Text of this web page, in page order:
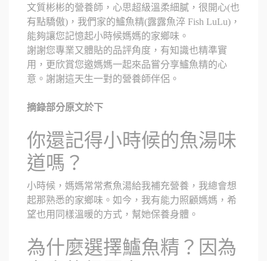
文質彬彬的營養師，心思超級溫柔細膩，很開心(也
有點驕傲)，我們家的鱸魚精(露露魚淬 Fish LuLu)，
能夠讓您記憶起小時候媽媽的家鄉味。
謝謝您專業又體貼的品評角度，有知識也精準實
用，更欣賞您邀媽媽一起來品嘗分享鱸魚精的心
意。謝謝這天生一對的營養師伴侶。
摘錄部分原文於下
你還記得小時候的魚湯味
道嗎？
小時候，媽媽常常煮魚湯給我補充營養，我總會想
起那熟悉的家鄉味。如今，我有能力照顧媽媽，希
望也用同樣溫暖的方式，幫她保養身體。
為什麼選擇鱸魚精？因為